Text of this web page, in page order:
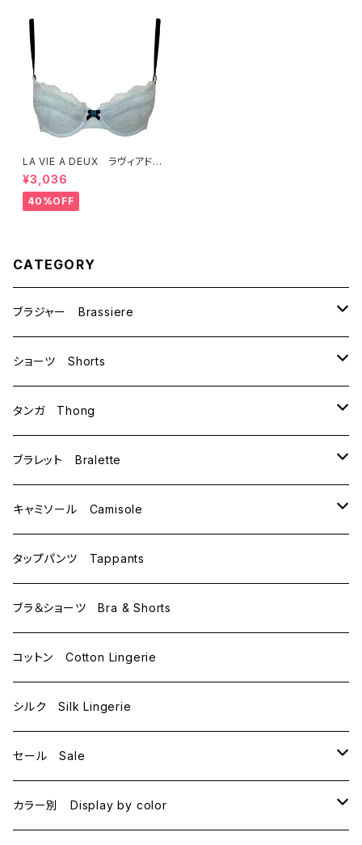
LA VIE A DEUX ラヴィアド
ゥ SALE ベルベットローズ
ブラジャー ブラ B70 （ブル
ー）セール 送料無料
¥3,036
40%OFF
CATEGORY
ブラジャー Brassiere
B70
B75
C65
C70
C75
D65
D70
E70
ショーツ Shorts
M
L
タンガ Thong
M
ブラレット Bralette
M
L
キャミソール Camisole
M
L
タップパンツ Tappants
ブラ＆ショーツ Bra & Shorts
コットン Cotton Lingerie
シルク Silk Lingerie
セール Sale
B70
カラー別 Display by color